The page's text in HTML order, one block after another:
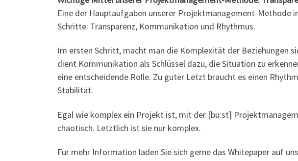
Eine der Hauptaufgaben unserer Projektmanagement-Methode
Schritte: Transparenz, Kommunikation und Rhythmus.
Im ersten Schritt, macht man die Komplexität der Beziehungen
dient Kommunikation als Schlüssel dazu, die Situation zu
eine entscheidende Rolle. Zu guter Letzt braucht es einen
Stabilität.
Egal wie komplex ein Projekt ist, mit der [bu:st]
chaotisch. Letztlich ist sie nur komplex.
Für mehr Information laden Sie sich gerne das Whitepaper auf